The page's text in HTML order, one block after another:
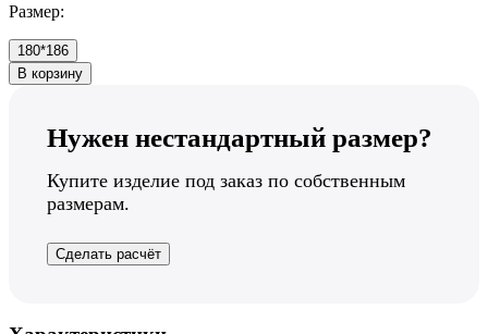
Размер:
180*186
В корзину
Нужен нестандартный размер?
Купите изделие под заказ по собственным
размерам.
Сделать расчёт